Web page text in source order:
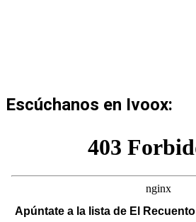
Escúchanos en Ivoox:
Apúntate a la lista de El Recuento